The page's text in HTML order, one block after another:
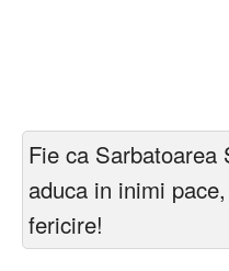
Fie ca Sarbatoarea
aduca in inimi
fericire!